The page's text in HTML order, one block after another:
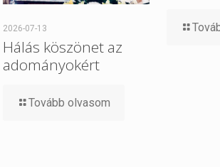
2026-07-13
Hálás köszönet az
adományokért
Tovább olvasom